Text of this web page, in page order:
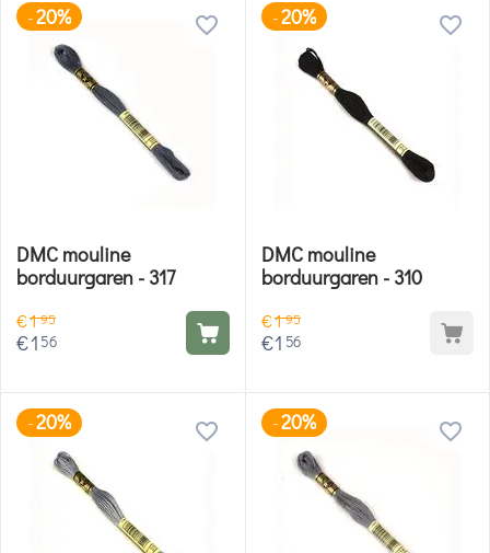
-20%
DMC mouline
borduurgaren - 317
€195
€1 56
-20%
DMC mouline
borduurgaren - 310
€195
€1 56
-20% -20%